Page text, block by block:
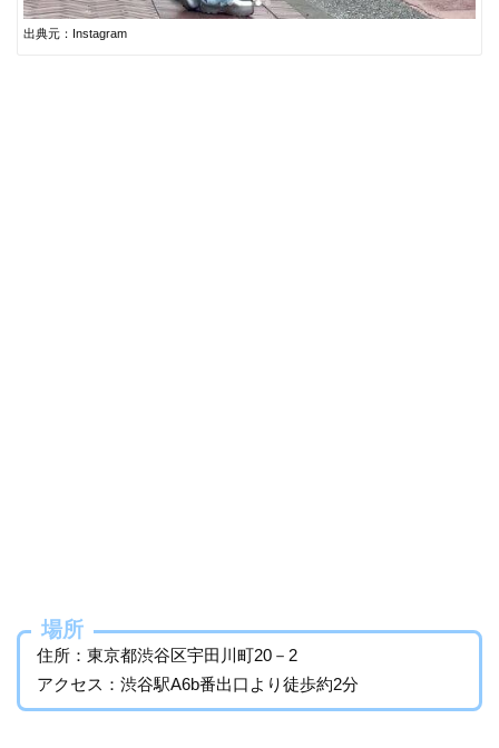
出典元：Instagram
場所
住所：東京都渋谷区宇田川町20－2
アクセス：渋谷駅A6b番出口より徒歩約2分